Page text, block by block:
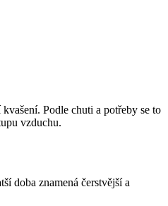
Podle chuti a potřeby se to
vzduchu.
doba znamená čerstvější a